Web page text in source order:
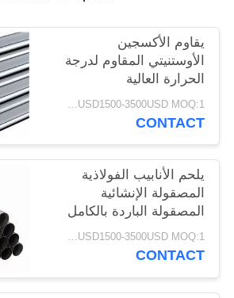
PRIVACY
POLICY
يقاوم الأكسجين
الأوستنيتي المقاوم لدرجة
الحرارة العالية
USD1500-3500USD MOQ:1 طن
CONTACT
يلحم الأنابيب الفولاذية
المصقولة الإنشائية
المصقولة الباردة بالكامل
USD1500-3500USD MOQ:1 طن
CONTACT